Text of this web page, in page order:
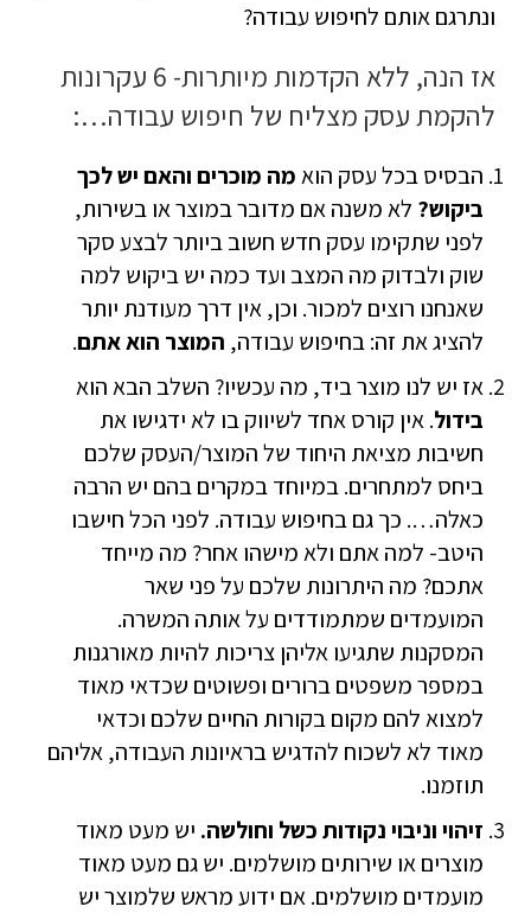
ונתרגם אותם לחיפוש עבודה?
אז הנה, ללא הקדמות מיותרות- 6 עקרונות
להקמת עסק מצליח של חיפוש עבודה…:
הבסיס בכל עסק הואמה מוכרים והאם יש לכך
ביקוש? לא משנה אם מדובר במוצר או בשירות,
לפני שתקימו עסק חדש חשוב ביותר לבצע סקר
שוק ולבדוק מה המצב ועד כמה יש ביקוש למה
שאנחנו רוצים למכור. וכן, אין דרך מעודנת יותר
להציג את זה: בחיפוש עבודה, המוצר הוא אתם.
אז יש לנו מוצר ביד, מה עכשיו? השלב הבא הוא
בידול. אין קורס אחד לשיווק בו לא ידגישו את
חשיבות מציאת היחוד של המוצר/העסק שלכם
ביחס למתחרים. במיוחד במקרים בהם יש הרבה
כאלה…. כך גם בחיפוש עבודה. לפני הכל חישבו
היטב- למה אתם ולא מישהו אחר? מה מייחד
אתכם? מה היתרונות שלכם על פני שאר
המועמדים שמתמודדים על אותה המשרה.
המסקנות שתגיעו אליהן צריכות להיות מאורגנות
במספר משפטים ברורים ופשוטים שכדאי מאוד
למצוא להם מקום בקורות החיים שלכם וכדאי
מאוד לא לשכוח להדגיש בראיונות העבודה, אליהם
תוזמנו.
זיהוי וניבוי נקודות כשל וחולשה. יש מעט מאוד
מוצרים או שירותים מושלמים. יש גם מעט מאוד
מועמדים מושלמים. אם ידוע מראש שלמוצר יש